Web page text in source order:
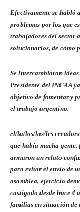
Efectivamente se habló
problemas por los que
trabajadores del sector
solucionarlos, de cómo
Se intercambiaron
Presidente del INCAA
objetivo de fomentar y
el trabajo argentino.
el/la/los/las/les
que había mucha gente,
armaron un relato
para evitar el envío de
asamblea, ejercicio
castigado desde hace 4
familias en situación de